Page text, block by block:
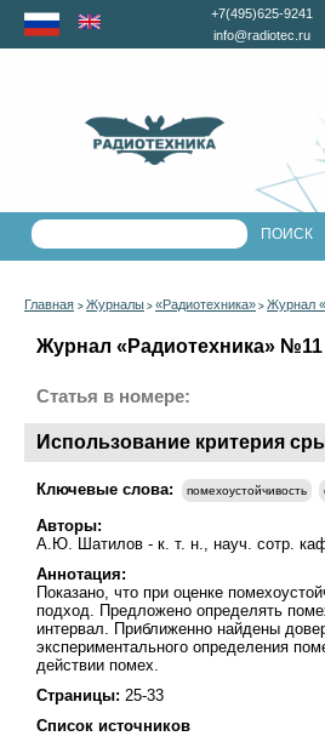
+7(495)625-9241
info@radiotec.ru
Главная > Журналы > «Радиотехника» > Журнал
Журнал «Радиотехника» №11
Статья в номере:
Использование критерия
Ключевые слова: помехоустойчивость
Авторы:
А.Ю. Шатилов - к. т. н., науч. сотр.
Аннотация:
Показано, что при оценке
подход. Предложено определять
интервал. Приближенно найдены
экспериментального определения
действии помех.
Страницы: 25-33
Список источников